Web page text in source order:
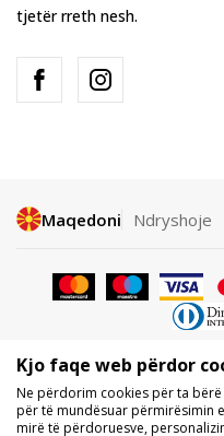
tjetër rreth nesh.
Maqedoni Ndryshoje
Nuk lejohet shkarkimi ose
të BDS.MK, pjesërisht ose
tregtare, përmbajtjes
Kjo faqe web përdor
Ne përdorim cookies për ta
për të mundësuar përmirësimin
mirë të përdoruesve,